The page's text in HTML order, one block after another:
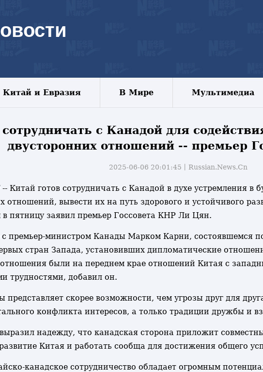
Китай и Евразия В Мире Мультимедиа
с Канадой для
двусторонних отношений -- премьер
2025-06-06 20:01:45丨 Russian.News.Cn
Китай готов сотрудничать с Канадой в духе устремления в
отношений, вывести их на путь здорового и устойчивого
в пятницу заявил премьер Госсовета КНР Ли Цян.
с премьер-министром Канады Марком Карни, состоявшемся
стран Запада, установивших дипломатические
были на переднем крае отношений Китая с
трудностями, добавил он.
представляет скорее возможности, чем угрозы друг для
конфликта интересов, а только традиции дружбы и
надежду, что канадская сторона приложит
Китая и работать сообща для достижения общего
канадское сотрудничество обладает огромным